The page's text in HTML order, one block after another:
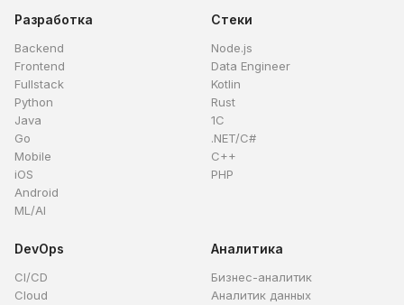
Разработка
Backend
Frontend
Fullstack
Python
Java
Go
Mobile
iOS
Android
ML/AI
Стеки
Node.js
Data Engineer
Kotlin
Rust
1C
.NET/C#
C++
PHP
DevOps
CI/CD
Cloud
Аналитика
Бизнес-аналитик
Аналитик данных